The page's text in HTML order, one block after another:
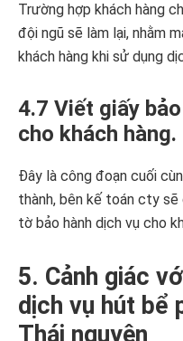
Trường hợp khách hàng
đội ngũ sẽ làm lại, nhằm
khách hàng khi sử dụng
4.7 Viết giấy
cho khách hàng.
Đây là công đoạn cuối
thành, bên kế toán cty sẽ
tờ bảo hành dịch vụ cho
5. Cảnh giác
dịch vụ hút bể
Thái nguyên